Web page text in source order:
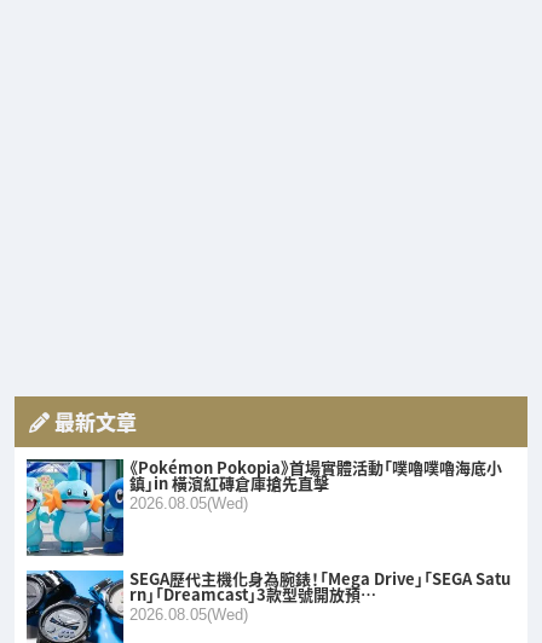
最新文章
《Pokémon Pokopia》首場實體活動「噗嚕噗嚕海底小
鎮」in 橫濱紅磚倉庫搶先直擊
2026.08.05(Wed)
SEGA歷代主機化身為腕錶！「Mega Drive」「SEGA Satu
rn」「Dreamcast」3款型號開放預…
2026.08.05(Wed)